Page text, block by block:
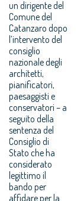
un dirigente del
Comune del
Catanzaro dopo
l’intervento del
consiglio
nazionale degli
architetti,
pianificatori,
paesaggisti e
conservatori – a
seguito della
sentenza del
Consiglio di
Stato che ha
considerato
legittimo il
bando per
affidare per la